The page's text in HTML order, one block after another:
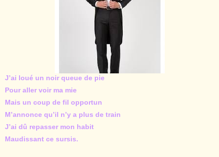
J’ai loué un noir queue de pie
Pour aller voir ma mie
Mais un coup de fil opportun
M’annonce qu’il n’y a plus de train
J’ai dû repasser mon habit
Maudissant ce sursis.